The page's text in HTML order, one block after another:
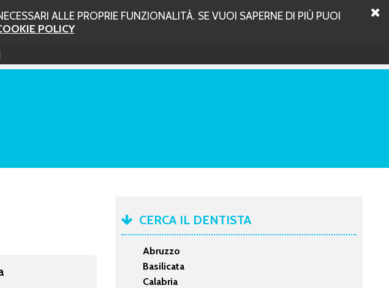
ALLE PROPRIE FUNZIONALITÀ. SE VUOI SAPERNE DI PIÙ PUOI
POLICY
CERCA IL DENTISTA
Abruzzo
Basilicata
Calabria